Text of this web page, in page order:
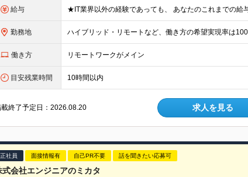
給与
勤務地
働き方 リモートワークがメイン
目安残業時間 10時間以内
載終了予定日：2026.08.20 求人を見る
正社員 面接情報有 自己PR不要 話を聞きたい応募可
式会社エンジニアのミカタ